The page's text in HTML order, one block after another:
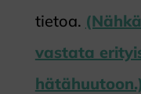
tietoa.
vastata